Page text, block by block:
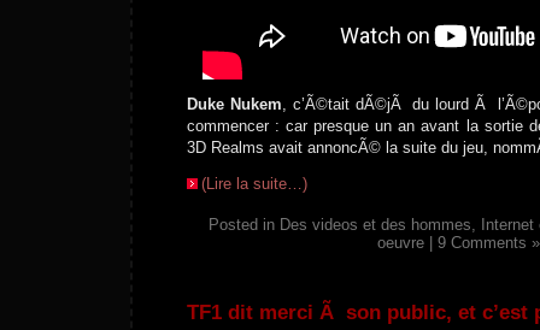
Duke Nukem , c’Ã©tait dÃ©jÃ du lourd Ã
commencer : car presque un an avant la sortie
3D Realms avait annoncÃ© la suite du jeu,
(Lire la suite…)
Posted in Des videos et des hommes
Internet
oeuvre| 9 Comments »
TF1 dit merci Ã son public, et c’est